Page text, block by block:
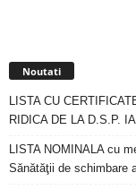
Noutati
LISTA CU
RIDICA DE LA D.S.P.
LISTA NOMINALA cu
Sănătăţii de schimbare